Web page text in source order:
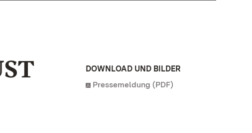
DOWNLOAD UND BILDER
Pressemeldung (PDF)